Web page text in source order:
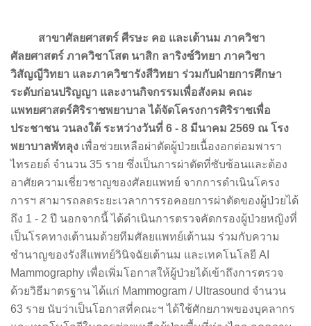
สาขาศัลยศาสตร์ ศีรษะ คอ และเต้านม ภาควิชา
ศัลยศาสตร์ ภาควิชาโสต นาสิก ลาริงซ์วิทยา ภาควิชา
วิสัญญีวิทยา และภาควิชารังสีวิทยา ร่วมกับฝ่ายการศึกษา
ระดับก่อนปริญญา และงานกิจกรรมเพื่อสังคม คณะ
แพทยศาสตร์ศิริราชพยาบาล ได้จัดโครงการศิริราชเพื่อ
ประชาชน วนลงใต้ ระหว่างวันที่ 6 - 8 มีนาคม 2569 ณ โรง
พยาบาลพัทลุง เพื่อช่วยเหลือผ่าตัดผู้ป่วยเนื้องอกต่อมพารา
ไทรอยด์ จำนวน 35 ราย ซึ่งเป็นการผ่าตัดที่ซับซ้อนและต้อง
อาศัยความเชี่ยวชาญของศัลยแพทย์ จากการดำเนินโครง
การฯ สามารถลดระยะเวลาการรอคอยการผ่าตัดของผู้ป่วยได้
ถึง 1 - 2 ปี นอกจากนี้ ได้ดำเนินการตรวจคัดกรองผู้ป่วยหญิงที่
เป็นโรคทางเต้านมด้วยทีมศัลยแพทย์เต้านม ร่วมกับความ
ชำนาญของรังสีแพทย์วินิจฉัยเต้านม และเทคโนโลยี AI
Mammography เพื่อเพิ่มโอกาสให้ผู้ป่วยได้เข้าถึงการตรวจ
ด้วยวิธีมาตรฐาน ได้แก่ Mammogram / Ultrasound จำนวน
63 ราย นับว่าเป็นโอกาสที่คณะฯ ได้ใช้ศักยภาพของบุคลากร